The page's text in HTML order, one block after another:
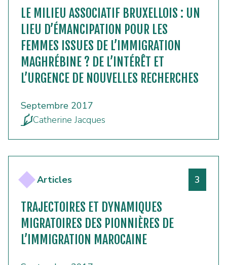
LE MILIEU ASSOCIATIF BRUXELLOIS : UN
LIEU D’ÉMANCIPATION POUR LES
FEMMES ISSUES DE L’IMMIGRATION
MAGHRÉBINE ? DE L’INTÉRÊT ET
L’URGENCE DE NOUVELLES RECHERCHES
Septembre 2017
Catherine Jacques
Articles Numéro
3
TRAJECTOIRES ET DYNAMIQUES
MIGRATOIRES DES PIONNIÈRES DE
L’IMMIGRATION MAROCAINE